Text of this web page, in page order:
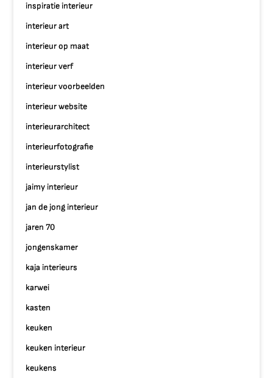
inspiratie interieur
interieur art
interieur op maat
interieur verf
interieur voorbeelden
interieur website
interieurarchitect
interieurfotografie
interieurstylist
jaimy interieur
jan de jong interieur
jaren 70
jongenskamer
kaja interieurs
karwei
kasten
keuken
keuken interieur
keukens